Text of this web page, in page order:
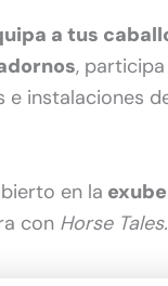
a tus
, participa
instalaciones
en la
con Horse Tales.